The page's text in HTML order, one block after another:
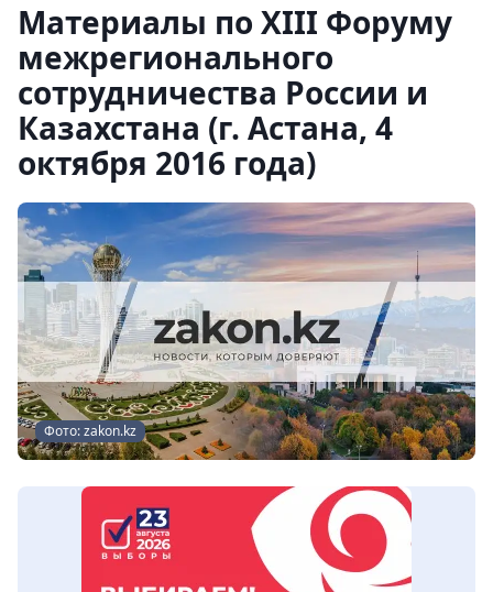
Материалы по XIII Форуму
межрегионального
сотрудничества России и
Казахстана (г. Астана, 4
октября 2016 года)
Фото: zakon.kz